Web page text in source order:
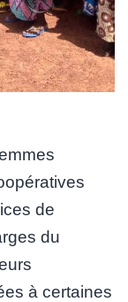
de
du
à certaines